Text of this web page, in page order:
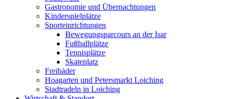
Gastronomie und Übernachtungen
Kinderspielplätze
Sporteinrichtungen
Bewegungsparcours an der Isar
Fußballplätze
Tennisplätze
Skateplatz
Freibäder
Hoagarten und Petersmarkt Loiching
Stadtradeln in Loiching